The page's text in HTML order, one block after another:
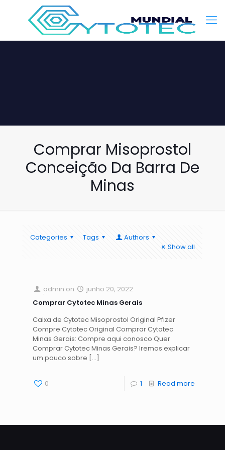
Comprar Misoprostol
Conceição Da Barra De
Minas
Categories Tags
Authors
Show all
admin on
junho 20, 2022
Comprar Cytotec Minas Gerais
Caixa de Cytotec Misoprostol Original Pfizer
Compre Cytotec Original Comprar Cytotec
Minas Gerais: Compre aqui conosco Quer
Comprar Cytotec Minas Gerais? Iremos explicar
um pouco sobre […]
0 1 Read more